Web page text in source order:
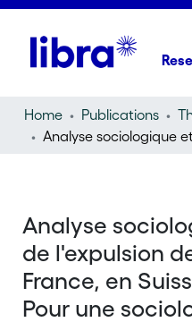
Home Publications
Analyse
de l'expulsion
France, en
Pour une